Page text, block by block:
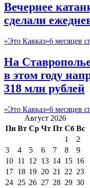
Вечернее
сделали
«Это Кавказ»6 месяцев
На
в этом году
318 млн рублей
«Это Кавказ»6 месяцев
Август 2026
Пн Вт Ср Чт Пт Сб Вс
1
2
3
4 5 6 7 8
9
10 11 12 13 14 15 16
17 18 19 20 21 22 23
24 25 26 27 28 29 30